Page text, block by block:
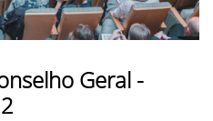
Geral -